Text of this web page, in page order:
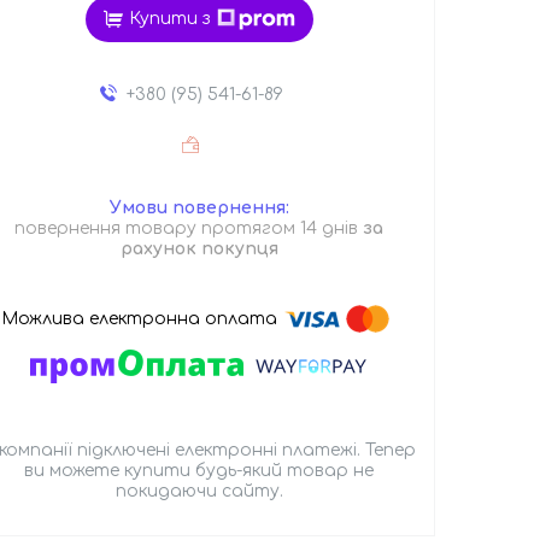
Купити з
+380 (95) 541-61-89
повернення товару протягом 14 днів за
рахунок покупця
підключені електронні платежі. Тепер
ви можете купити будь-який товар не
покидаючи сайту.